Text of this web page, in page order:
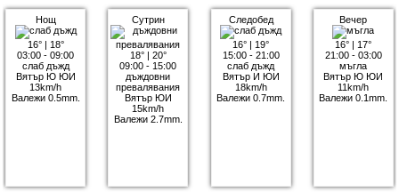
Нощ
16°| 18°
03:00 - 09:00
слаб дъжд
Вятър Ю ЮИ
13km/h
Валежи 0.5mm.
Сутрин
18°| 20°
09:00 - 15:00
дъждовни
превалявания
Вятър ЮИ
15km/h
Валежи 2.7mm.
Следобед
16° | 19°
15:00 - 21:00
слаб дъжд
Вятър И ЮИ
18km/h
Валежи 0.7mm.
Вечер
16° | 17°
21:00 - 03:00
мъгла
Вятър Ю ЮИ
11km/h
Валежи 0.1mm.